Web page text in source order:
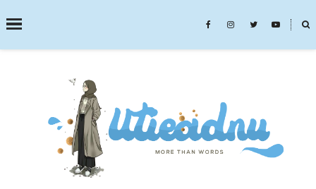
˟
SEARCH THIS BLOG